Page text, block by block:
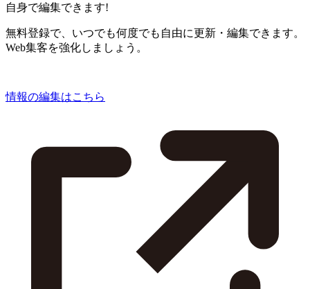
自身で編集できます!
無料登録で、いつでも何度でも自由に更新・編集できます。
Web集客を強化しましょう。
情報の編集はこちら